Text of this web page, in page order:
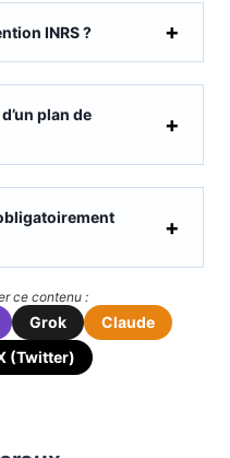
INRS ?
plan de
Résumer ou partager ce contenu :
Grok
Claude
(Twitter)